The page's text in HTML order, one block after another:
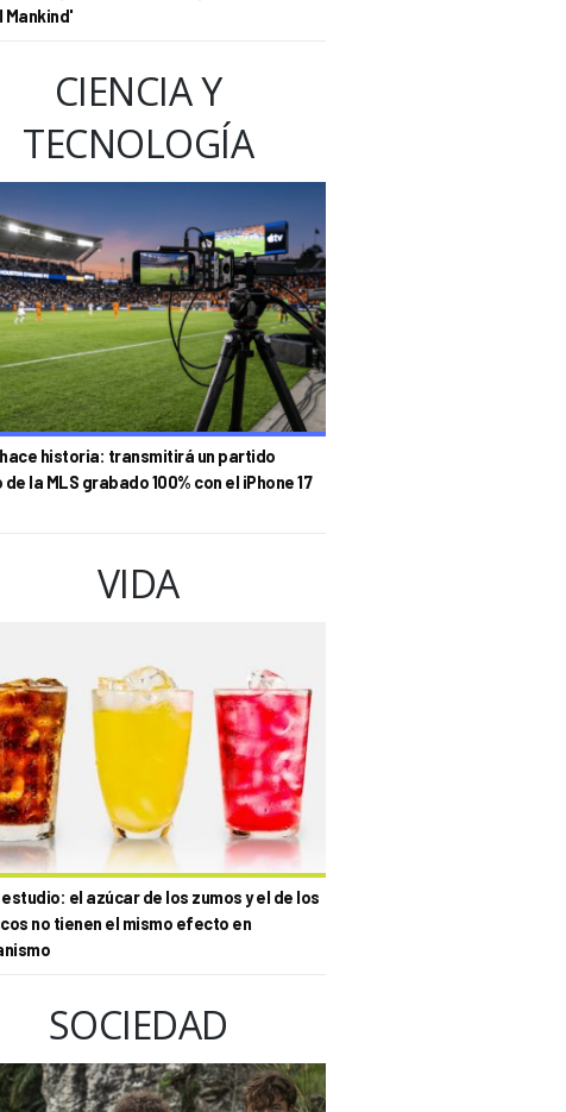
Mankind'
CIENCIA Y
TECNOLOGÍA
historia: transmitirá un partido
la MLS grabado 100% con el iPhone 17
VIDA
estudio: el azúcar de los zumos y el de los
no tienen el mismo efecto en
SOCIEDAD